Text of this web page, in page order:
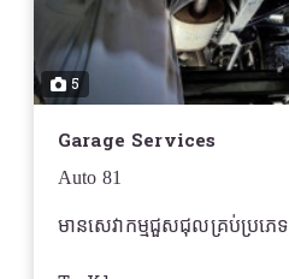
5
Garage Services
Auto 81
មានសេវាកម្មជួសជុលគ្រប់ប្រភេទ